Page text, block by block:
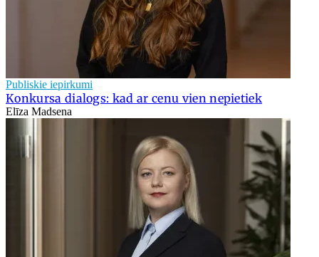
Publiskie iepirkumi
Konkursa dialogs: kad ar cenu vien nepietiek
Elīza Madsena